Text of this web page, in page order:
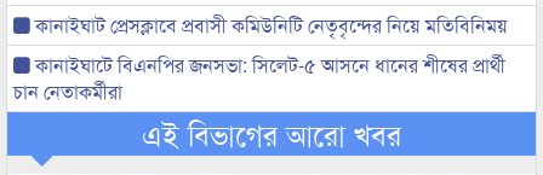
কানাইঘাট প্রেসক্লাবে প্রবাসী কমিউনিটি নেতৃবৃন্দের নিয়ে মতিবিনিময়
কানাইঘাটে বিএনপির জনসভা: সিলেট-৫ আসনে ধানের শীষের প্রার্থী
চান নেতাকর্মীরা
এই বিভাগের আরো খবর